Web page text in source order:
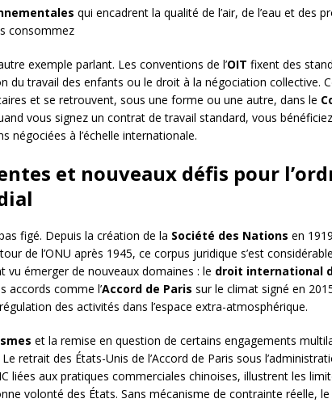
qui encadrent la qualité de l’air, de l’eau et des
consommez
exemple parlant. Les conventions de l’OIT fixent des
du travail des enfants ou le droit à la négociation collective.
et se retrouvent, sous une forme ou une autre, dans le
vous signez un contrat de travail standard, vous bénéficiez
négociées à l’échelle internationale.
et nouveaux défis pour
figé. Depuis la création de la Société des Nations en
de l’ONU après 1945, ce corpus juridique s’est
vu émerger de nouveaux domaines : le droit international
accords comme l’Accord de Paris sur le climat signé en
des activités dans l’espace extra-atmosphérique.
et la remise en question de certains engagements
retrait des États-Unis de l’Accord de Paris sous
liées aux pratiques commerciales chinoises, illustrent les
volonté des États. Sans mécanisme de contrainte réelle,